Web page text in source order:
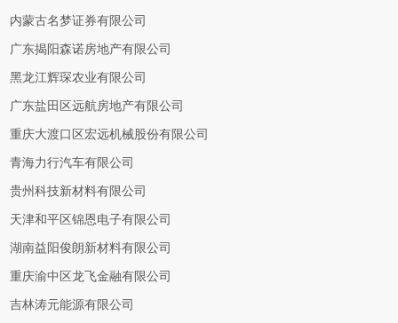
内蒙古名梦证券有限公司
广东揭阳森诺房地产有限公司
黑龙江辉琛农业有限公司
广东盐田区远航房地产有限公司
重庆大渡口区宏远机械股份有限公司
青海力行汽车有限公司
贵州科技新材料有限公司
天津和平区锦恩电子有限公司
湖南益阳俊朗新材料有限公司
重庆渝中区龙飞金融有限公司
吉林涛元能源有限公司